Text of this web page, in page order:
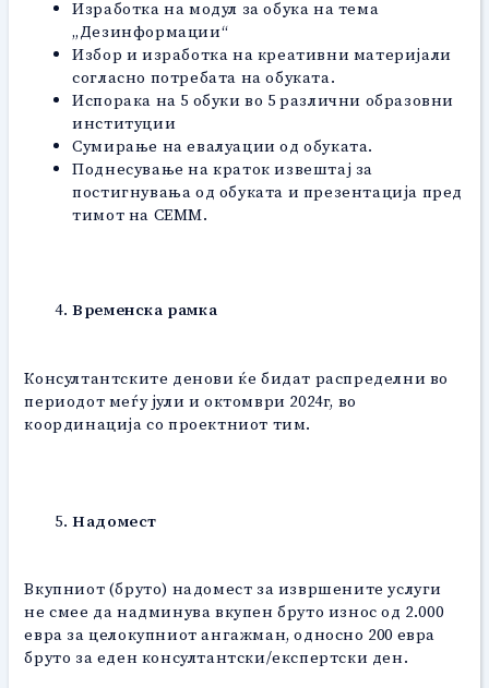
Изработка на модул за обука на тема
„Дезинформации“
Избор и изработка на креативни материјали
согласно потребата на обуката.
Испорака на 5 обуки во 5 различни образовни
институции
Сумирање на евалуации од обуката.
Поднесување на краток извештај за
постигнувања од обуката и презентација пред
тимот на СЕММ.
Временска рамка
Консултантските денови ќе бидат распределни во
периодот меѓу јули и октомври 2024г, во
координација со проектниот тим.
Надомест
Вкупниот (бруто) надомест за извршените услуги
не смее да надминува вкупен бруто износ од 2.000
евра за целокупниот ангажман, односно 200 евра
бруто за еден консултантски/експертски ден.